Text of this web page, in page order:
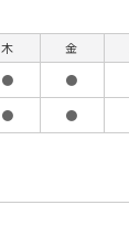
木 金
● ●
● ●